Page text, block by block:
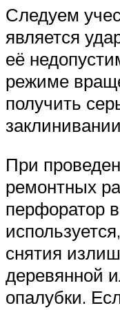
Следуем
является
её
режиме
получить
При
ремонтных
перфоратор
снятия
деревянной
опалубки.